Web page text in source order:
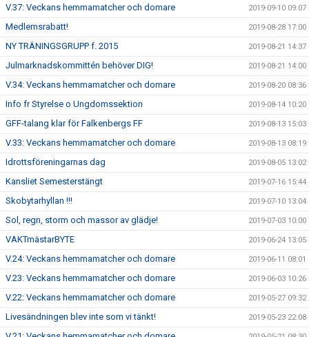
V.37: Veckans hemmamatcher och domare 2019-09-10 09:07
Medlemsrabatt! 2019-08-28 17:00
NY TRÄNINGSGRUPP f. 2015 2019-08-21 14:37
Julmarknadskommittén behöver DIG! 2019-08-21 14:00
V.34: Veckans hemmamatcher och domare 2019-08-20 08:36
Info fr Styrelse o Ungdomssektion 2019-08-14 10:20
GFF-talang klar för Falkenbergs FF 2019-08-13 15:03
V.33: Veckans hemmamatcher och domare 2019-08-13 08:19
Idrottsföreningarnas dag 2019-08-05 13:02
Kansliet Semesterstängt 2019-07-16 15:44
Skobytarhyllan !!! 2019-07-10 13:04
Sol, regn, storm och massor av glädje! 2019-07-03 10:00
VAKTmästarBYTE 2019-06-24 13:05
V.24: Veckans hemmamatcher och domare 2019-06-11 08:01
V.23: Veckans hemmamatcher och domare 2019-06-03 10:26
V.22: Veckans hemmamatcher och domare 2019-05-27 09:32
Livesändningen blev inte som vi tänkt! 2019-05-23 22:08